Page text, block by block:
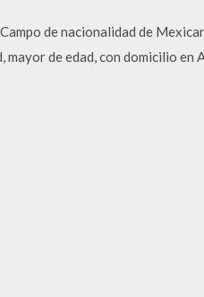
de nacionalidad de
de edad, con domicilio en